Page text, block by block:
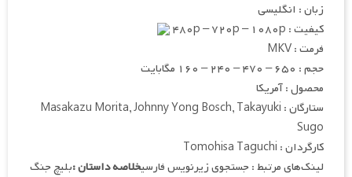
زبان : انگلیسی
کیفیت : ۴۸۰p – ۷۲۰p – ۱۰۸۰p
فرمت : MKV
حجم : ۶۵۰ – ۴۷۰ – ۲۴۰ – ۱۶۰ مگابایت
محصول : آمریکا
ستارگان : Masakazu Morita, Johnny Yong Bosch, Takayuki
Sugo
کارگردان : Tomohisa Taguchi
لینک‌های مرتبط : جستجوی زیرنویس فارسیخلاصه داستان :بلیچ جنگ